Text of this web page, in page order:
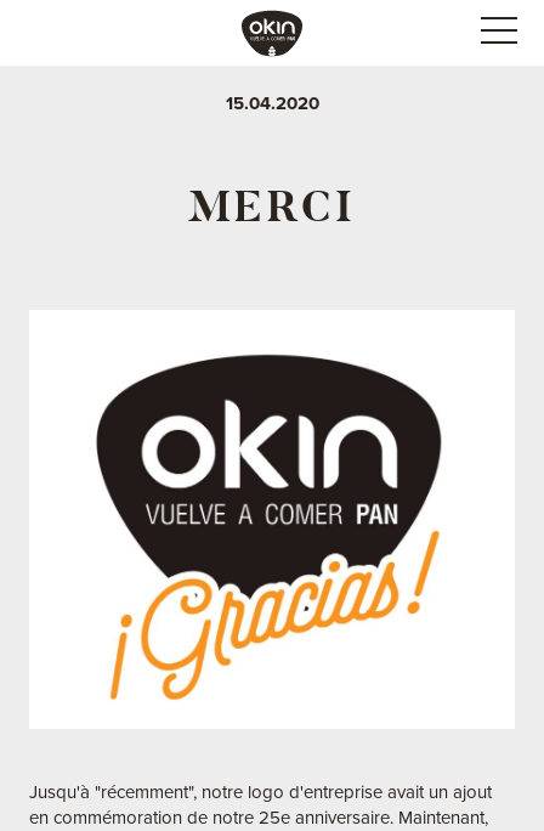
15.04.2020
MERCI
Jusqu'à "récemment", notre logo d'entreprise avait un ajout
en commémoration de notre 25e anniversaire. Maintenant,